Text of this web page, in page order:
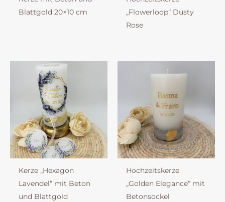
Blattgold 20×10 cm
„Flowerloop“ Dusty
Rose
Kerze „Hexagon
Lavendel“ mit Beton
und Blattgold
Hochzeitskerze
„Golden Elegance“ mit
Betonsockel